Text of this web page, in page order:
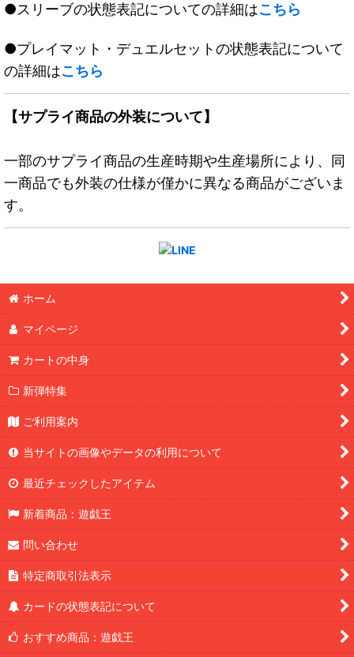
●スリーブの状態表記についての詳細はこちら
●プレイマット・デュエルセットの状態表記について
の詳細はこちら
【サプライ商品の外装について】
一部のサプライ商品の生産時期や生産場所により、同
一商品でも外装の仕様が僅かに異なる商品がございま
す。
ホーム
マイページ
カートの中身
新弾特集
ご利用案内
当サイトの画像やデータの利用について
最近チェックしたアイテム
新着商品：遊戯王
問い合わせ
特定商取引法表示
カードの状態表記について
おすすめ商品：遊戯王